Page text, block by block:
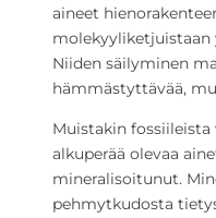
aineet
molekyyliketjuistaan
Niiden säilyminen
hämmästyttävää,
Muistakin fossiileista
alkuperää olevaa
mineralisoitunut.
pehmytkudosta